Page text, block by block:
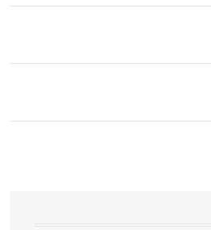
من الفنون الهندسية التي ارتبطت
بلاد الشام ومصر خاصة، حيث يحرص
وخاصة في الواجهات